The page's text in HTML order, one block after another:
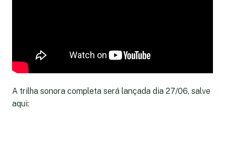
A trilha sonora completa será lançada dia 27/06, salve
aqui: